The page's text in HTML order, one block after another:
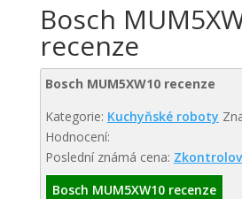
Bosch
recenze
Bosch MUM5XW10 recenze
Kategorie: Kuchyňské roboty
Hodnocení:
Poslední známá cena:
Bosch MUM5XW10 recenze